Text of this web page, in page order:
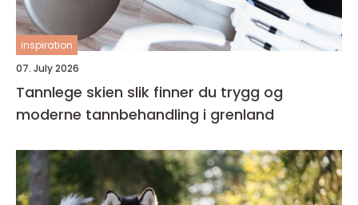
inspiration
07. July 2026
Tannlege skien slik finner du trygg og
moderne tannbehandling i grenland